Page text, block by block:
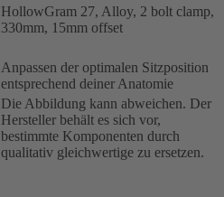
HollowGram 27, Alloy, 2 bolt clamp,
330mm, 15mm offset
Anpassen der optimalen Sitzposition
entsprechend deiner Anatomie
Die Abbildung kann abweichen. Der
Hersteller behält es sich vor,
bestimmte Komponenten durch
qualitativ gleichwertige zu ersetzen.